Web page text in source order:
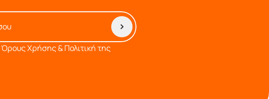
Όρους Χρήσης & Πολιτική της